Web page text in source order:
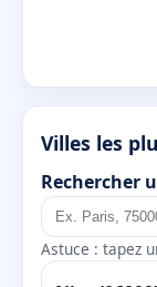
Villes les
Rechercher
Astuce : tapez